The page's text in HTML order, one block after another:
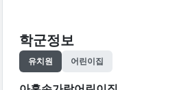
학군정보
유치원 어린이집